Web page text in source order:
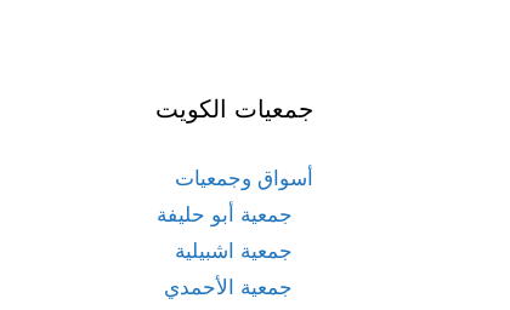
جمعيات الكويت
أسواق وجمعيات
جمعية أبو حليفة
جمعية اشبيلية
جمعية الأحمدي